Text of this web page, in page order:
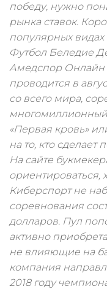
победу, нужно
рынка ставок.
популярных видах
Футбол Беледие
Амедспор Онлайн
проводится в
со всего мира,
многомиллионный
«Первая кровь»
на то, кто сделает
На сайте
ориентироваться,
Киберспорт не
соревнования
долларов. Пул
активно
не влияющие на
компания
2018 году